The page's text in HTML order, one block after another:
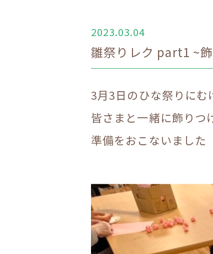
2023.03.04
雛祭りレク part1 ~
3月3日のひな祭りにむ
皆さまと一緒に飾りつ
準備をおこないました